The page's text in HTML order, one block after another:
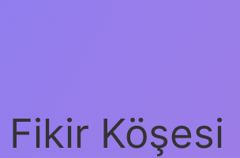
Köşesi